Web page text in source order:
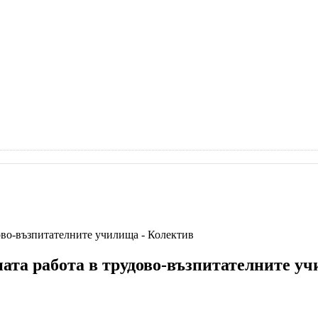
възпитателните училища - Колектив
работа в трудово-възпитателните